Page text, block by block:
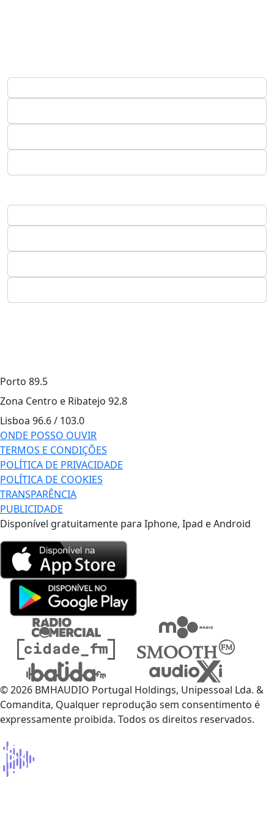
Porto 89.5
Zona Centro e Ribatejo 92.8
Lisboa 96.6 / 103.0
ONDE POSSO OUVIR
TERMOS E CONDIÇÕES
POLÍTICA DE PRIVACIDADE
POLÍTICA DE COOKIES
TRANSPARÊNCIA
PUBLICIDADE
Disponível gratuitamente para Iphone, Ipad e Android
© 2026 BMHAUDIO Portugal Holdings, Unipessoal Lda. &
Comandita, Qualquer reprodução sem consentimento é
expressamente proibida. Todos os direitos reservados.